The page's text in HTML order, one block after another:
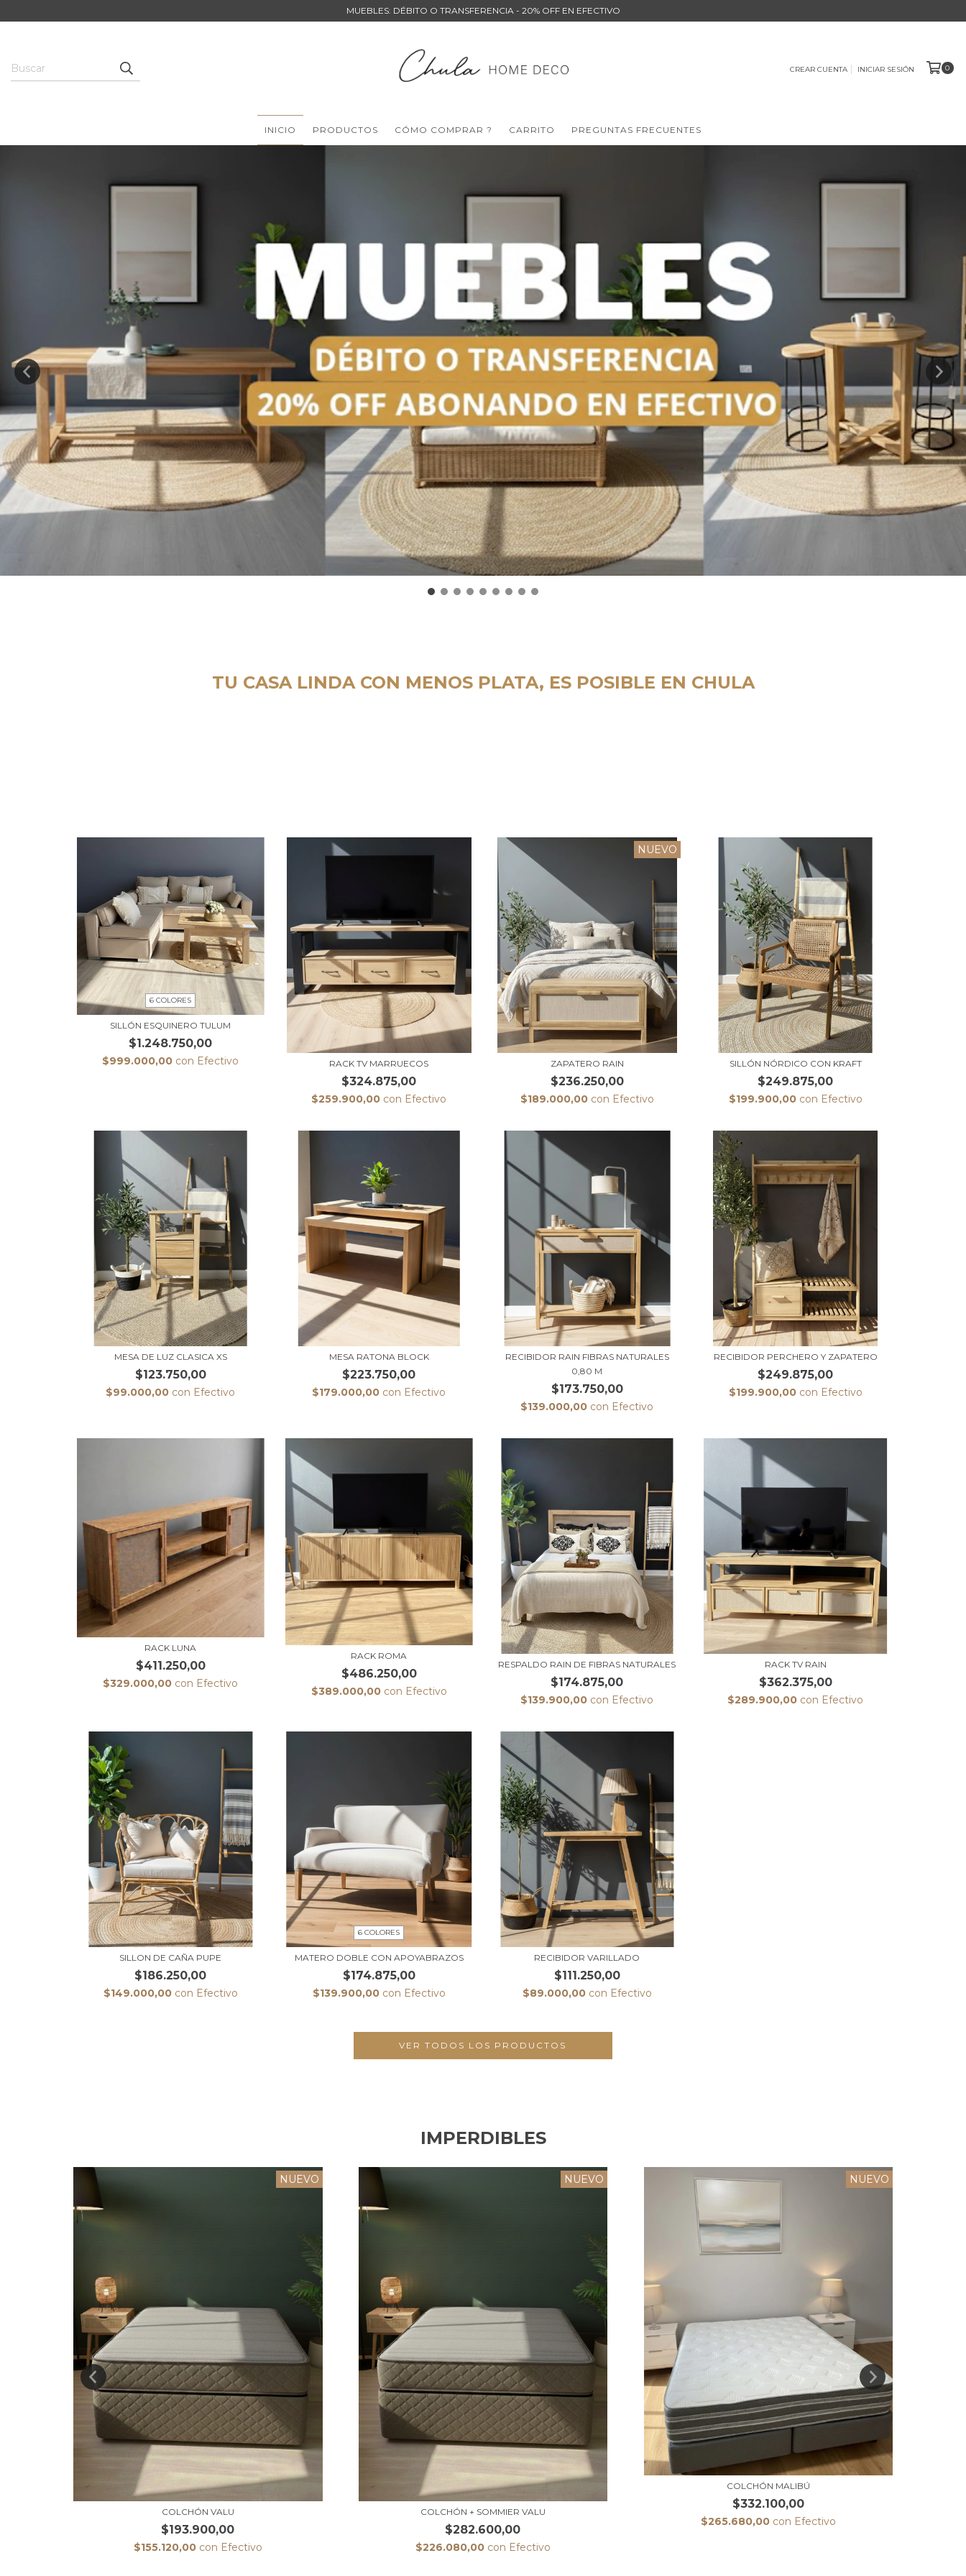
MUEBLES: DÉBITO O TRANSFERENCIA - 20% OFF EN EFECTIVO
CREAR CUENTA INICIAR SESIÓN 0
INICIO PRODUCTOS CÓMO COMPRAR ? CARRITO PREGUNTAS FRECUENTES
TU CASA LINDA CON MENOS PLATA, ES POSIBLE EN CHULA
6 COLORES
SILLÓN ESQUINERO TULUM
$1.248.750,00
$999.000,00 con Efectivo RACK TV MARRUECOS
$324.875,00
$259.900,00 con Efectivo
NUEVO
ZAPATERO RAIN
$236.250,00
$189.000,00 con Efectivo
SILLÓN NÓRDICO CON KRAFT
$249.875,00
$199.900,00 con Efectivo
MESA DE LUZ CLASICA XS
$123.750,00
$99.000,00 con Efectivo
MESA RATONA BLOCK
$223.750,00
$179.000,00 con Efectivo
RECIBIDOR RAIN FIBRAS NATURALES
0,80 M
$173.750,00
$139.000,00 con Efectivo
RECIBIDOR PERCHERO Y ZAPATERO
$249.875,00
$199.900,00 con Efectivo
RACK LUNA
$411.250,00
$329.000,00 con Efectivo
RACK ROMA
$486.250,00
$389.000,00 con Efectivo
RESPALDO RAIN DE FIBRAS NATURALES
$174.875,00
$139.900,00 con Efectivo
RACK TV RAIN
$362.375,00
$289.900,00 con Efectivo
SILLON DE CAÑA PUPE
$186.250,00
$149.000,00 con Efectivo
6 COLORES
MATERO DOBLE CON APOYABRAZOS
$174.875,00
$139.900,00 con Efectivo
RECIBIDOR VARILLADO
$111.250,00
$89.000,00 con Efectivo
VER TODOS LOS PRODUCTOS
IMPERDIBLES
NUEVO
COLCHÓN VALU
$193.900,00
$155.120,00 con Efectivo
NUEVO
COLCHÓN + SOMMIER VALU
$282.600,00
$226.080,00 con Efectivo
NUEVO
COLCHÓN MALIBÚ
$332.100,00
$265.680,00 con Efectivo